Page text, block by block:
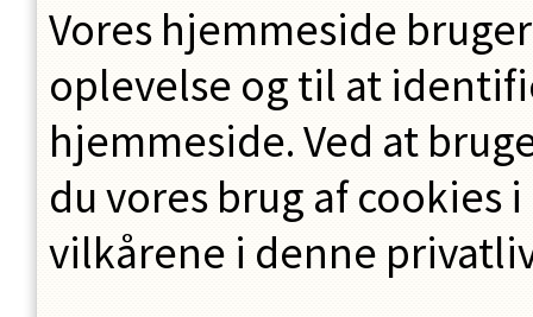
Vores hjemmeside
oplevelse og til at
hjemmeside. Ved at
du vores brug af cookies
vilkårene i denne